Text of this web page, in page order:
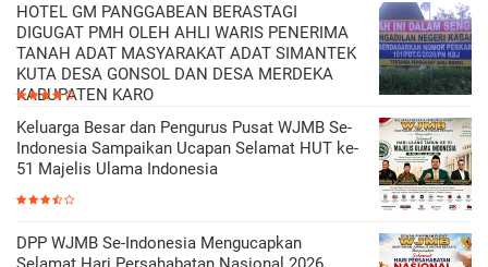
HOTEL GM PANGGABEAN BERASTAGI
DIGUGAT PMH OLEH AHLI WARIS PENERIMA
TANAH ADAT MASYARAKAT ADAT SIMANTEK
KUTA DESA GONSOL DAN DESA MERDEKA
KABUPATEN KARO
Keluarga Besar dan Pengurus Pusat WJMB Se-
Indonesia Sampaikan Ucapan Selamat HUT ke-
51 Majelis Ulama Indonesia
DPP WJMB Se-Indonesia Mengucapkan